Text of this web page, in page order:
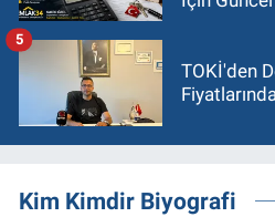
TOKİ'den
5
Kim Kimdir Biyografi